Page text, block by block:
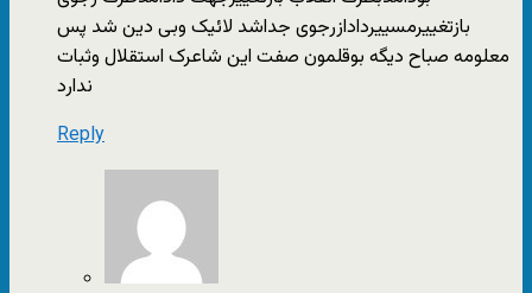
بازتغییرمسییردادازرجوی جداشد لائیک وبی دین شد پس
معلومه صباح دیگه بوقلمون صفت این شاعرک استقلال وثبات
ندارد
Reply